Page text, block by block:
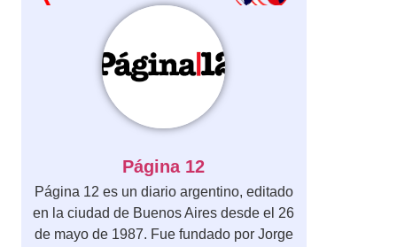
Página 12
Página 12 es un diario argentino, editado
en la ciudad de Buenos Aires desde el 26
de mayo de 1987. Fue fundado por Jorge